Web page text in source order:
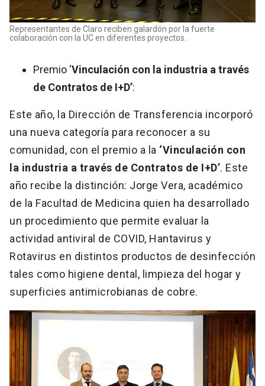
Representantes de Claro reciben galardón por la fuerte
colaboración con la UC en diferentes proyectos.
Premio ‘Vinculación con la industria a través
de Contratos de I+D’:
Este año, la Dirección de Transferencia incorporó
una nueva categoría para reconocer a su
comunidad, con el premio a la ‘Vinculación con
la industria a través de Contratos de I+D’. Este
año recibe la distinción: Jorge Vera, académico
de la Facultad de Medicina quien ha desarrollado
un procedimiento que permite evaluar la
actividad antiviral de COVID, Hantavirus y
Rotavirus en distintos productos de desinfección
tales como higiene dental, limpieza del hogar y
superficies antimicrobianas de cobre.